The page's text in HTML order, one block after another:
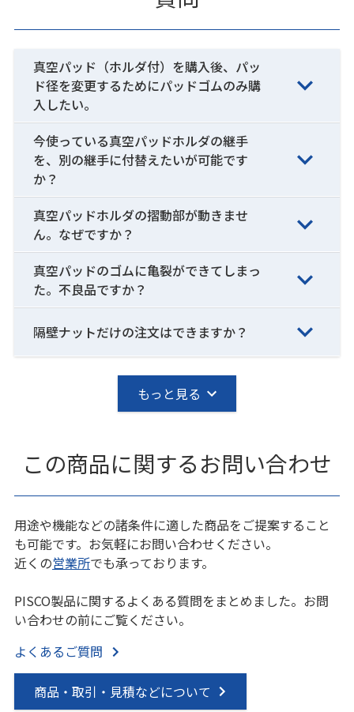
真空パッド（ホルダ付）を購入後、パッ
ド径を変更するためにパッドゴムのみ購
入したい。
今使っている真空パッドホルダの継手
を、別の継手に付替えたいが可能です
か？
真空パッドホルダの摺動部が動きませ
ん。なぜですか？
真空パッドのゴムに亀裂ができてしまっ
た。不良品ですか？
隔壁ナットだけの注文はできますか？
もっと見る
この商品に関するお問い合わせ
用途や機能などの諸条件に適した商品をご提案すること
も可能です。お気軽にお問い合わせください。
近くの営業所でも承っております。
PISCO製品に関するよくある質問をまとめました。お問
い合わせの前にご覧ください。
よくあるご質問
商品・取引・見積などについて